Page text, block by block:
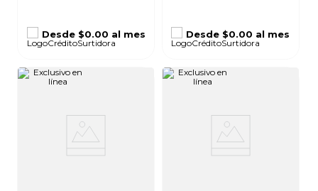
Desde$0.00 al mes Desde $0.00 al mes